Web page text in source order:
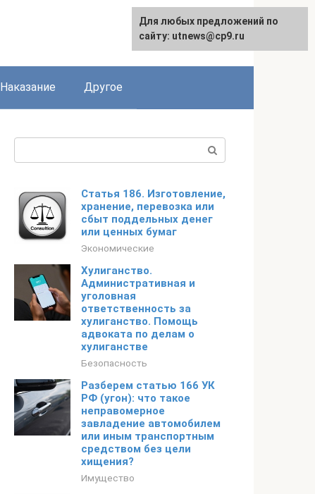
Наказание Другое
Статья 186. Изготовление,
хранение, перевозка или
сбыт поддельных денег
или ценных бумаг
Экономические
Хулиганство.
Административная и
уголовная
ответственность за
хулиганство. Помощь
адвоката по делам о
хулиганстве
Безопасность
Разберем статью 166 УК
РФ (угон): что такое
неправомерное
завладение автомобилем
или иным транспортным
средством без цели
хищения?
Имущество
Для любых предложений по
сайту: utnews@cp9.ru